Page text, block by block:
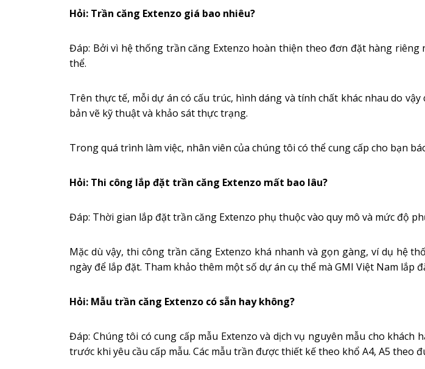
Hỏi: Trần căng Extenzo giá bao nhiêu?
Đáp: Bởi vì hệ thống trần căng Extenzo hoàn thiện theo đơn đặt hàng
thể.
Trên thực tế, mỗi dự án có cấu trúc, hình dáng và tính chất khác nhau do
bản vẽ kỹ thuật và khảo sát thực trạng.
Trong quá trình làm việc, nhân viên của chúng tôi có thể cung cấp cho bạn
Hỏi: Thi công lắp đặt trần căng Extenzo mất bao lâu?
Đáp: Thời gian lắp đặt trần căng Extenzo phụ thuộc vào quy mô và mức độ
Mặc dù vậy, thi công trần căng Extenzo khá nhanh và gọn gàng, ví dụ hệ
ngày để lắp đặt. Tham khảo thêm một số dự án cụ thể mà GMI Việt Nam lắp
Hỏi: Mẫu trần căng Extenzo có sẵn hay không?
Đáp: Chúng tôi có cung cấp mẫu Extenzo và dịch vụ nguyên mẫu cho
trước khi yêu cầu cấp mẫu. Các mẫu trần được thiết kế theo khổ A4, A5 theo